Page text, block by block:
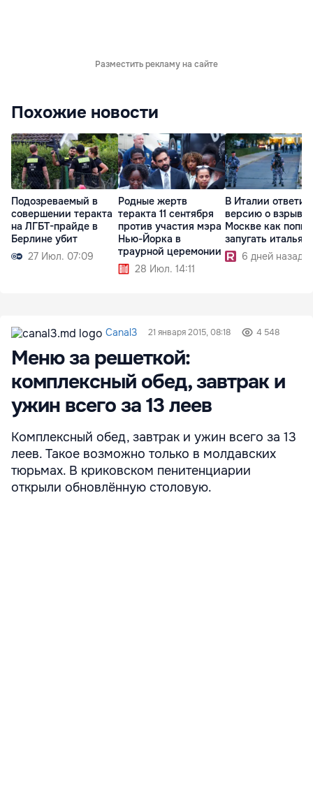
Разместить рекламу на сайте
Похожие новости
Подозреваемый в
совершении теракта
на ЛГБТ-прайде в
Берлине убит
27 Июл. 07:09
Родные жертв
теракта 11 сентября
против участия мэра
Нью-Йорка в
траурной церемонии
28 Июл. 14:11
В Италии
версию о взрыве
Москве как
запугать
6 дней назад
Canal3 21 января 2015, 08:18 4 548
Меню за решеткой:
комплексный обед, завтрак и
ужин всего за 13 леев
Комплексный обед, завтрак и ужин всего за 13
леев. Такое возможно только в молдавских
тюрьмах. В криковском пенитенциарии
открыли обновлённую столовую.